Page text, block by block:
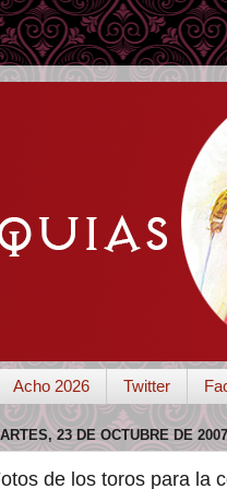
Acho 2026 Twitter
23 DE OCTUBRE DE 2007
de los toros para la